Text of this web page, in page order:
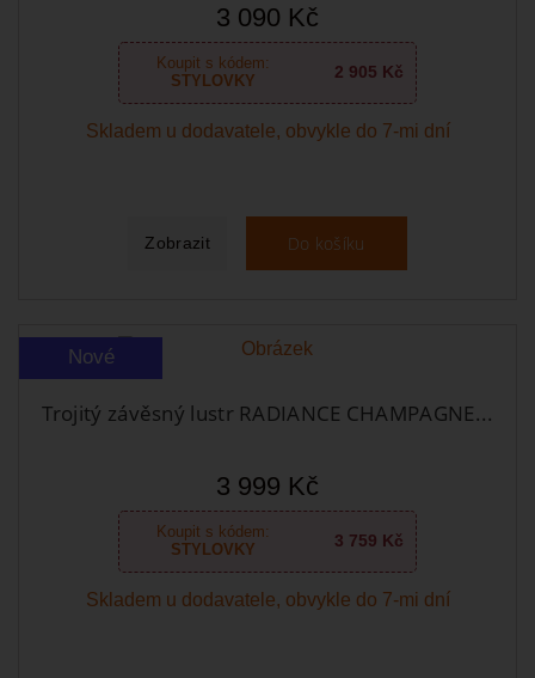
3 090 Kč
Koupit s kódem:
STYLOVKY
2 905 Kč
Skladem u dodavatele, obvykle do 7-mi dní
Zobrazit Do košíku
Nové
Trojitý závěsný lustr RADIANCE CHAMPAGNE...
3 999 Kč
Koupit s kódem:
STYLOVKY
3 759 Kč
Skladem u dodavatele, obvykle do 7-mi dní